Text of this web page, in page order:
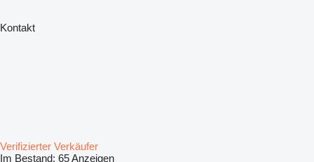
Kontakt
Verifizierter Verkäufer
Im Bestand: 65 Anzeigen